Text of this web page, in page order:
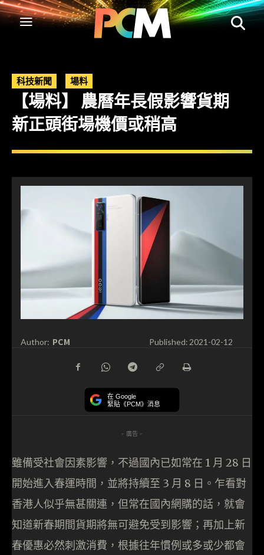
科技新聞 場料
【場料】 農曆年長假影響貨期
新正頭街場機價或稍高
Author: PCM Published: 2021-02-12
在 Google
緊貼《PCM》消息
- 廣告 -
雖備受社會因素影響，不過國內已如常在 1 月 28 日
開始進入春運時間，並將持續至 3 月 8 日。乍看對
香港人似乎無甚關連，但常在國內網購的話，就會
知道新春期間貨期將無可避免受到影響；再加上新
春優惠必然刺激消費，根據往年慣例或多或少都會